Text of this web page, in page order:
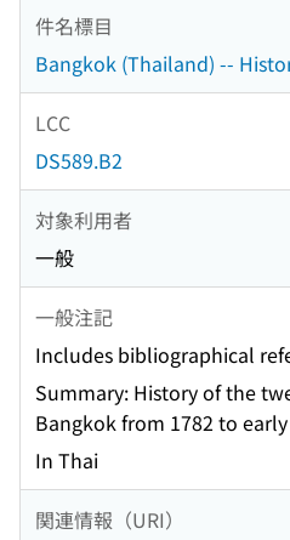
件名標目
Bangkok (Thailand) --
LCC
DS589.B2
対象利用者
一般
一般注記
Includes bibliographical
Summary: History of the
Bangkok from 1782 to
In Thai
関連情報（URI）